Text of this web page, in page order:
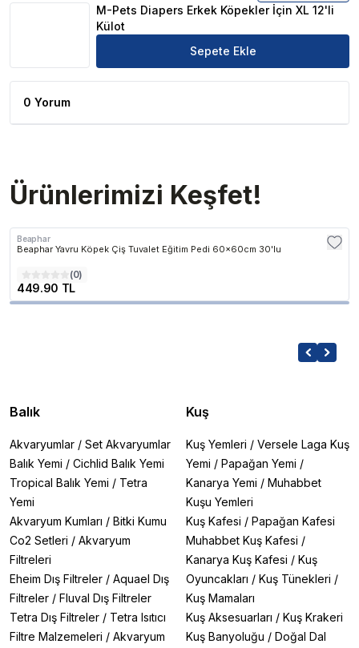
M-Pets Diapers Erkek Köpekler İçin XL 12'li
Külot
Sepete Ekle
0 Yorum
Ürünlerimizi Keşfet!
Beaphar
Beaphar Yavru Köpek Çiş Tuvalet Eğitim Pedi 60x60cm 30'lu
(0)
449.90 TL
Balık
Akvaryumlar / Set Akvaryumlar
Balık Yemi / Cichlid Balık Yemi
Tropical Balık Yemi / Tetra
Yemi
Akvaryum Kumları / Bitki Kumu
Co2 Setleri / Akvaryum
Filtreleri
Eheim Dış Filtreler / Aquael Dış
Filtreler / Fluval Dış Filtreler
Tetra Dış Filtreler / Tetra Isıtıcı
Filtre Malzemeleri / Akvaryum
Kuş
Kuş Yemleri / Versele Laga Kuş
Yemi / Papağan Yemi /
Kanarya Yemi / Muhabbet
Kuşu Yemleri
Kuş Kafesi / Papağan Kafesi
Muhabbet Kuş Kafesi /
Kanarya Kuş Kafesi / Kuş
Oyuncakları / Kuş Tünekleri /
Kuş Mamaları
Kuş Aksesuarları / Kuş Krakeri
Kuş Banyoluğu / Doğal Dal